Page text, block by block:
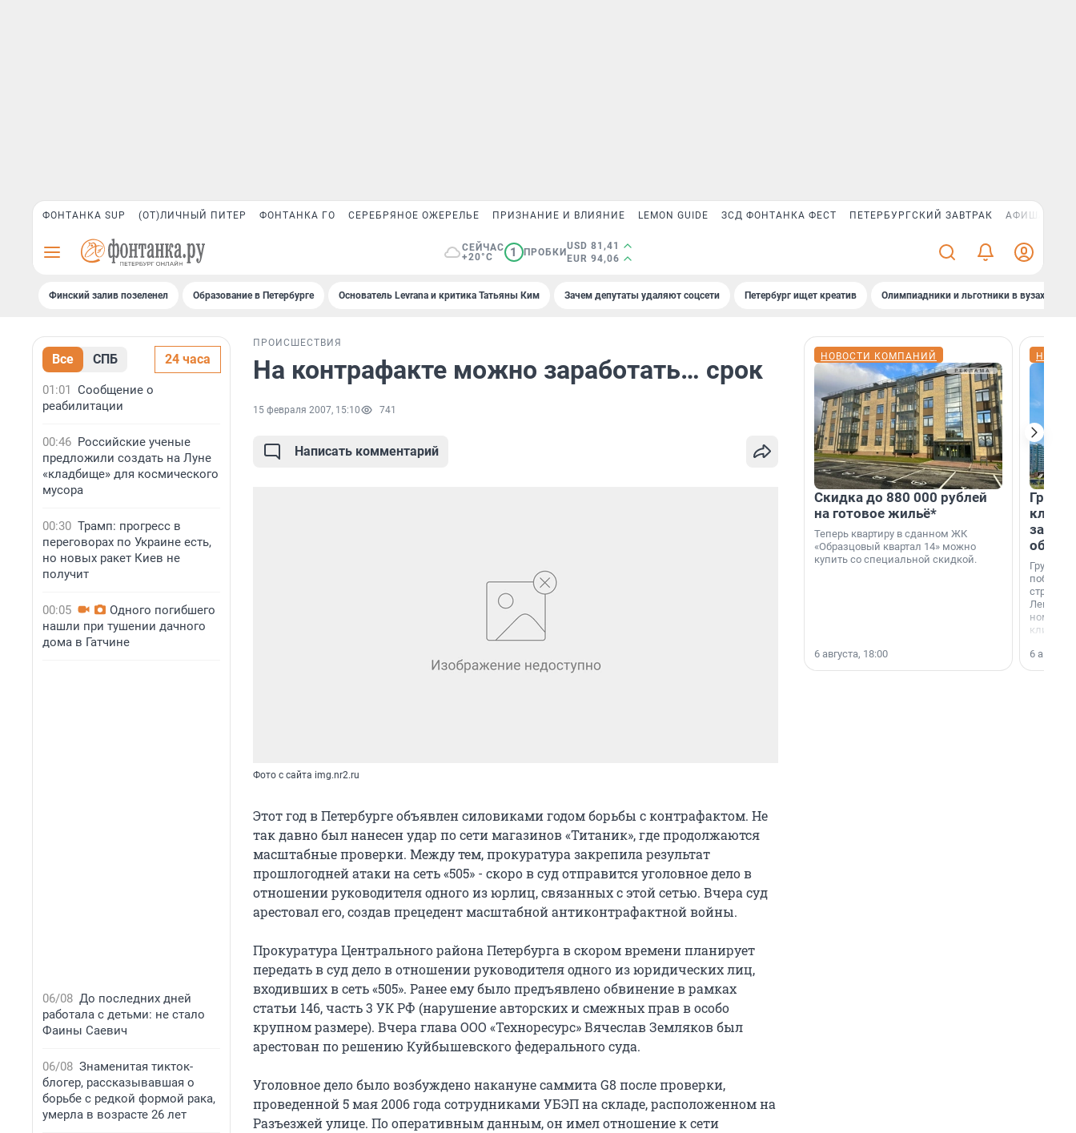
ФОНТАНКА SUP (ОТ)ЛИЧНЫЙ ПИТЕР ФОНТАНКА ГО СЕРЕБРЯНОЕ ОЖЕРЕЛЬЕ ПРИЗНАНИЕ И ВЛИЯНИЕ LEMON GUIDE ЗСД ФОНТАНКА ФЕСТ ПЕТЕРБУРГСКИЙ ЗАВТРАК АФИША PLUS
СЕЙЧАС
+20°C
1 ПРОБКИ
USD 81,41
EUR 94,06
Финский залив позеленел Образование в Петербурге Основатель Levrana и критика Татьяны Ким Зачем депутаты удаляют соцсети Петербург ищет креатив Олимпиадники и льготники в вузах СПб
Все СПБ 24 часа
01:01 Сообщение о
реабилитации
00:46 Российские ученые
предложили создать на Луне
«кладбище» для космического
мусора
00:30 Трамп: прогресс в
переговорах по Украине есть,
но новых ракет Киев не
получит
00:05
Одного погибшего
нашли при тушении дачного
дома в Гатчине
06/08 До последних дней
работала с детьми: не стало
Фаины Саевич
06/08 Знаменитая тикток-
блогер, рассказывавшая о
борьбе с редкой формой рака,
умерла в возрасте 26 лет
ПРОИСШЕСТВИЯ
На контрафакте можно заработать… срок
15 февраля 2007, 15:10 741
Написать комментарий
Фото с сайта img.nr2.ru
Этот год в Петербурге объявлен силовиками годом борьбы с контрафактом. Не
так давно был нанесен удар по сети магазинов «Титаник», где продолжаются
масштабные проверки. Между тем, прокуратура закрепила результат
прошлогодней атаки на сеть «505» - скоро в суд отправится уголовное дело в
отношении руководителя одного из юрлиц, связанных с этой сетью. Вчера суд
арестовал его, создав прецедент масштабной антиконтрафактной войны.
Прокуратура Центрального района Петербурга в скором времени планирует
передать в суд дело в отношении руководителя одного из юридических лиц,
входивших в сеть «505». Ранее ему было предъявлено обвинение в рамках
статьи 146, часть 3 УК РФ (нарушение авторских и смежных прав в особо
крупном размере). Вчера глава ООО «Техноресурс» Вячеслав Земляков был
арестован по решению Куйбышевского федерального суда.
Уголовное дело было возбуждено накануне саммита G8 после проверки,
проведенной 5 мая 2006 года сотрудниками УБЭП на складе, расположенном на
Разъезжей улице. По оперативным данным, он имел отношение к сети
НОВОСТИ КОМПАНИЙ
Скидка до 880 000 рублей
на готовое жильё*
Теперь квартиру в сданном ЖК
«Образцовый квартал 14» можно
купить со специальной скидкой.
6 августа, 18:00
Группа
области».
6